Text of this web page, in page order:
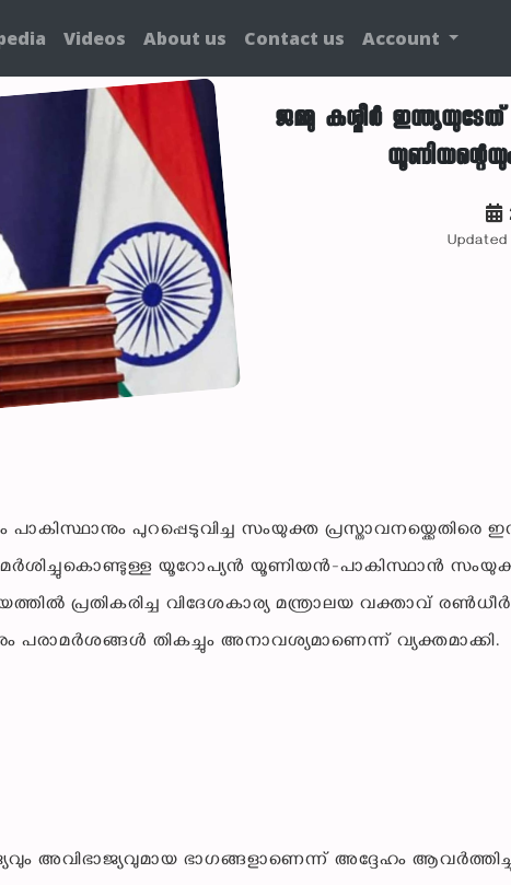
Videos About us Contact us Account
ജമ്മു കശ്മീർ
Updated
പുറപ്പെടുവിച്ച സംയുക്ത പ്രസ്താവനയ്ക്കെതിരെ
യൂറോപ്യൻ യൂണിയൻ-പാകിസ്ഥാൻ
പ്രതികരിച്ച വിദേശകാര്യ മന്ത്രാലയ വക്താവ് രൺധീർ
പരാമർശങ്ങൾ തികച്ചും അനാവശ്യമാണെന്ന് വ്യക്തമാക്കി.
അവിഭാജ്യവുമായ ഭാഗങ്ങളാണെന്ന് അദ്ദേഹം